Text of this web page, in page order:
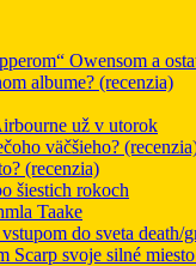
Owensom a
albume? (recenzia)
už v utorok
väčšieho?
(recenzia)
šiestich rokoch
Taake
do sveta death/
svoje silné